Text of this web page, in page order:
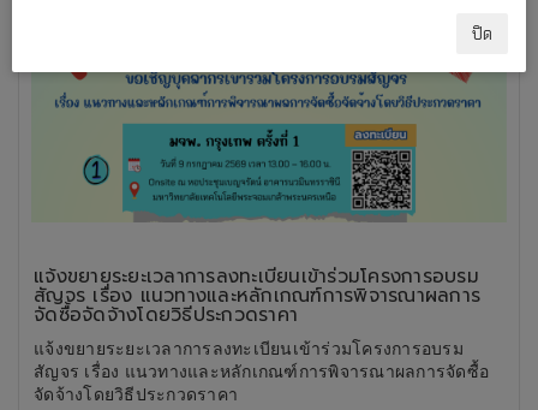
แจ้งขยายระยะเวลาการลงทะเบียนเข้าร่วมโครงการอบรม
สัญจร เรื่อง แนวทางและหลักเกณฑ์การพิจารณาผลการ
จัดซื้อจัดจ้างโดยวิธีประกวดราคา
แจ้งขยายระยะเวลาการลงทะเบียนเข้าร่วมโครงการอบรม
สัญจร เรื่อง แนวทางและหลักเกณฑ์การพิจารณาผลการจัดซื้อ
จัดจ้างโดยวิธีประกวดราคา
ปิด